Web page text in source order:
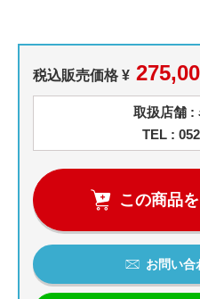
税込販売価格 ¥
取扱店舗 :
TEL :
この商品
お問い